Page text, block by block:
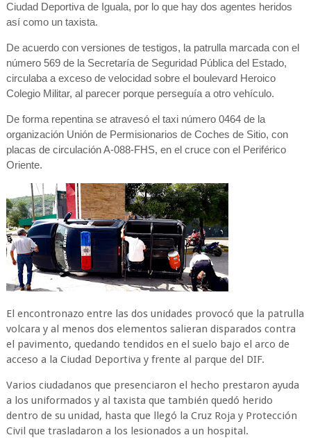
Ciudad Deportiva de Iguala, por lo que hay dos agentes heridos
así como un taxista.
De acuerdo con versiones de testigos, la patrulla marcada con el
número 569 de la Secretaría de Seguridad Pública del Estado,
circulaba a exceso de velocidad sobre el boulevard Heroico
Colegio Militar, al parecer porque perseguía a otro vehículo.
De forma repentina se atravesó el taxi número 0464 de la
organización Unión de Permisionarios de Coches de Sitio, con
placas de circulación A-088-FHS, en el cruce con el Periférico
Oriente.
El encontronazo entre las dos unidades provocó que la patrulla
volcara y al menos dos elementos salieran disparados contra
el pavimento, quedando tendidos en el suelo bajo el arco de
acceso a la Ciudad Deportiva y frente al parque del DIF.
Varios ciudadanos que presenciaron el hecho prestaron ayuda
a los uniformados y al taxista que también quedó herido
dentro de su unidad, hasta que llegó la Cruz Roja y Protección
Civil que trasladaron a los lesionados a un hospital.